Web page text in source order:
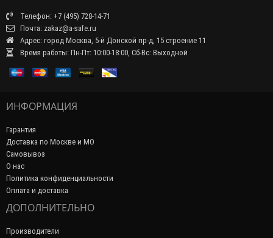
Телефон: +7 (495) 728-14-71
Почта: zakaz@a-safe.ru
Адрес: город Москва, 5-й Донской пр-д, 15 строение 11
Время работы: Пн-Пт: 10:00-18:00, Сб-Вс: Выходной
ИНФОРМАЦИЯ
Гарантия
Доставка по Москве и МО
Самовывоз
О нас
Политика конфиденциальности
Оплата и доставка
ДОПОЛНИТЕЛЬНО
Производители